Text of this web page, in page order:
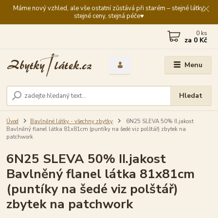
Máme nový vzhled, ale vše ostatní zůstává při starém – stejné látky,
stejné ceny, stejná péče♥️
Menu
Hledat
0 ks
za 0 Kč
Úvod Bavlněné látky - všechny zbytky
6N25 SLEVA 50% II.jakost
Bavlněný flanel látka 81x81cm (puntíky na šedé viz polštář) zbytek na
patchwork
6N25 SLEVA 50% II.jakost
Bavlněný flanel látka 81x81cm
(puntíky na šedé viz polštář)
zbytek na patchwork